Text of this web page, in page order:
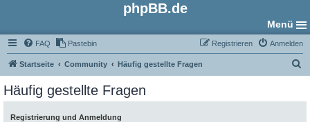
phpBB.de
Menü
FAQ Pastebin Anmelden
Registrieren
Startseite Community Häufig gestellte Fragen
Häufig gestellte Fragen
Registrierung und Anmeldung